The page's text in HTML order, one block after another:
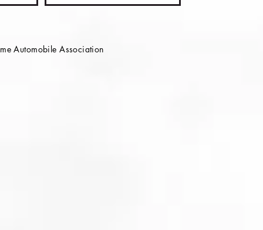
Automobile Association